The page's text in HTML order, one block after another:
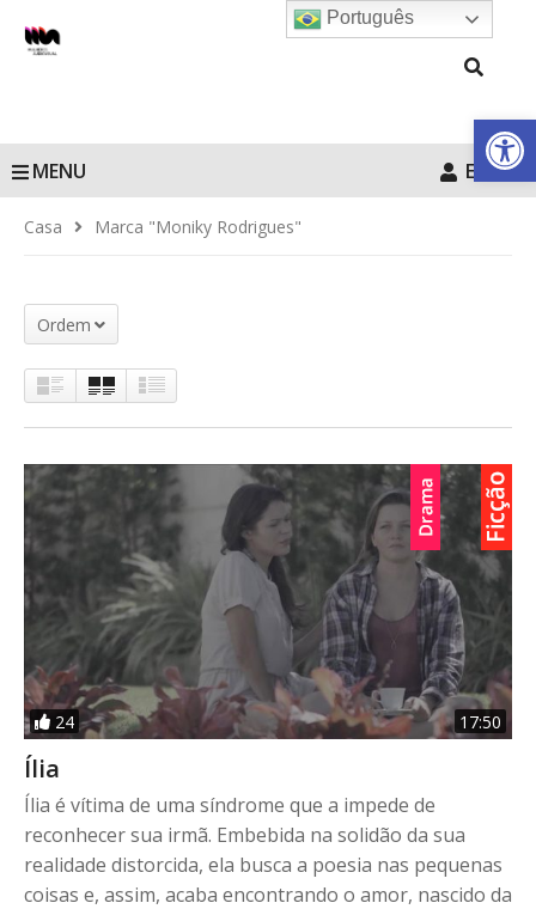
Barra de
MENU Entrar
Casa Marca "Moniky Rodrigues"
Ordem
24 17:50
Ília
Ília é vítima de uma síndrome que a impede de
reconhecer sua irmã. Embebida na solidão da sua
realidade distorcida, ela busca a poesia nas pequenas
coisas e, assim, acaba encontrando o amor, nascido da
Português